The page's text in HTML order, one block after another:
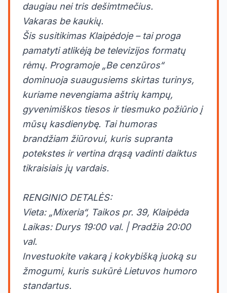
daugiau nei tris dešimtmečius.
Vakaras be kaukių.
Šis susitikimas Klaipėdoje – tai proga
pamatyti atlikėją be televizijos formatų
rėmų. Programoje „Be cenzūros“
dominuoja suaugusiems skirtas turinys,
kuriame nevengiama aštrių kampų,
gyvenimiškos tiesos ir tiesmuko požiūrio į
mūsų kasdienybę. Tai humoras
brandžiam žiūrovui, kuris supranta
potekstes ir vertina drąsą vadinti daiktus
tikraisiais jų vardais.
RENGINIO DETALĖS:
Vieta: „Mixeria“, Taikos pr. 39, Klaipėda
Laikas: Durys 19:00 val. | Pradžia 20:00
val.
Investuokite vakarą į kokybišką juoką su
žmogumi, kuris sukūrė Lietuvos humoro
standartus.